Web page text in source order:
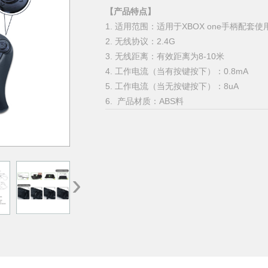
›
【产品特点】
1. 适用范围：适用于XBOX one手柄配套使
2. 无线协议：2.4G
3. 无线距离：有效距离为8-10米
4. 工作电流（当有按键按下）：0.8mA
5. 工作电流（当无按键按下）：8uA
6. 产品材质：ABS料